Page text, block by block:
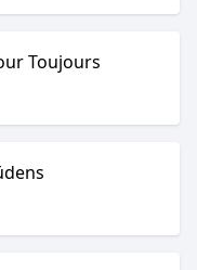
Toujours